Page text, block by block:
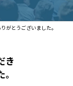
がとうございました。
き